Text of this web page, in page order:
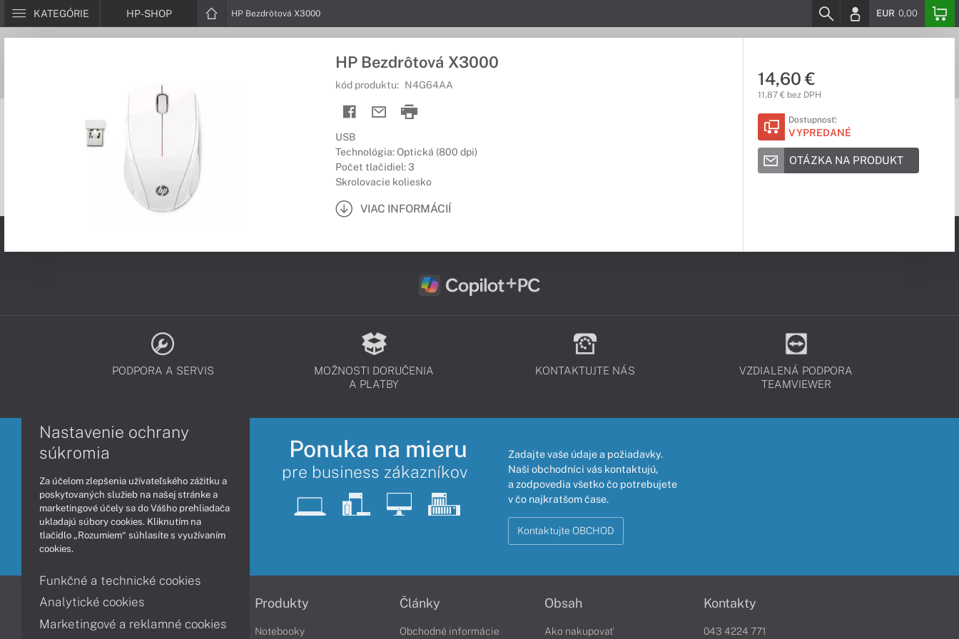
KATEGÓRIE HP-SHOP HP Bezdrôtová X3000 EUR 0,00
HP Bezdrôtová X3000
kód produktu: N4G64AA
USB
Technológia: Optická (800 dpi)
Počet tlačidiel: 3
Skrolovacie koliesko
VIAC INFORMÁCIÍ
14,60 €
11,87 € bez DPH
Dostupnosť:
VYPREDANÉ
OTÁZKA NA PRODUKT
PODPORA A SERVIS
MOŽNOSTI DORUČENIA
A PLATBY
KONTAKTUJTE NÁS
VZDIALENÁ PODPORA
TEAMVIEWER
Ponuka na mieru
pre business zákazníkov
Zadajte vaše údaje a požiadavky.
Naši obchodníci vás kontaktujú,
a zodpovedia všetko čo potrebujete
v čo najkratšom čase.
Kontaktujte OBCHOD
Informácie
Obchodné podmienky
Produkty
Notebooky
Články
Obchodné informácie
Obsah
Ako nakupovať
Kontakty
043 4224 771
Nastavenie ochrany
súkromia
Za účelom zlepšenia užívateľského zážitku a
poskytovaných služieb na našej stránke a
marketingové účely sa do Vášho prehliadača
ukladajú súbory cookies. Kliknutím na
tlačidlo „Rozumiem“ súhlasíte s využívaním
cookies.
Funkčné a technické cookies
Analytické cookies
Marketingové a reklamné cookies